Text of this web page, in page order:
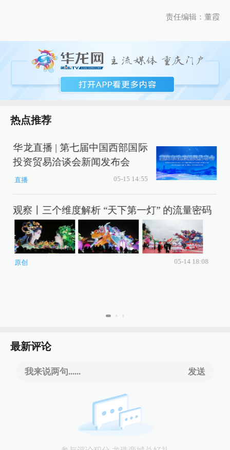
责任编辑：董霞
热点推荐
华龙直播 | 第七届中国西部国际
投资贸易洽谈会新闻发布会
直播 05-15 14:55
观察丨三个维度解析 “天下第一灯” 的流量密码
原创 05-14 18:08
最新评论
我来说两句...... 发送